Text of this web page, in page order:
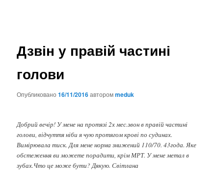
Дзвін у правій частині
голови
Опубликовано16/11/2016авторомmeduk
Добрий вечір! У мене на протязі 2х мес.звон в правій частині
голови, відчуття ніби я чую протягом крові по судинах.
Вимірювала тиск. Для мене норма знижений 110/70. 43года. Яке
обстеження ви можете порадити, крім МРТ. У мене метал в
зубах.Что це може бути? Дякую. Світлана